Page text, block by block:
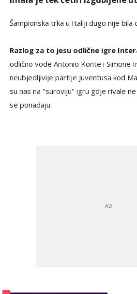
Šampionska trka u Italiji dugo nije bila
Razlog za to jesu odlične igre
odlično vode Antonio Konte i Simone
neubjedljivije partije Juventusa kod
su nas na "suroviju" igru gdje rivale
se ponadaju.